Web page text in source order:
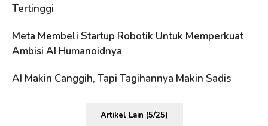
Tertinggi
Meta Membeli Startup Robotik Untuk Memperkuat
Ambisi AI Humanoidnya
AI Makin Canggih, Tapi Tagihannya Makin Sadis
Artikel Lain (5/25)